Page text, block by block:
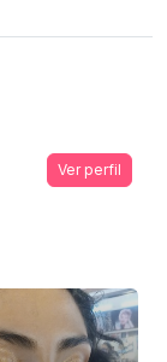
Ver perfil